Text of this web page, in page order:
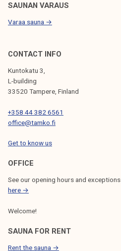
SAUNAN VARAUS
Varaa sauna →
CONTACT INFO
Kuntokatu 3,
L-building
33520 Tampere, Finland
+358 44 382 6561
office@tamko.fi
Get to know us
OFFICE
See our opening hours and exceptions
here →
Welcome!
SAUNA FOR RENT
Rent the sauna →